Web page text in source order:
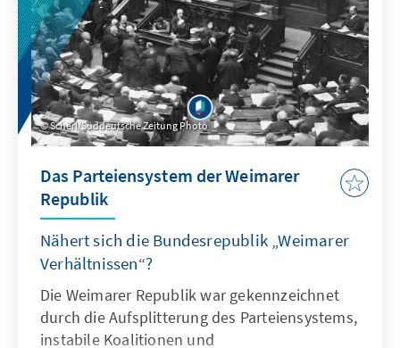
Scherl/Süddeutsche Zeitung Photo
Das Parteiensystem der Weimarer
Republik
Nähert sich die Bundesrepublik „Weimarer
Verhältnissen“?
Die Weimarer Republik war gekennzeichnet
durch die Aufsplitterung des Parteiensystems,
instabile Koalitionen und